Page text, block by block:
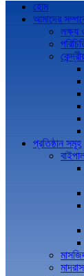
হোম
আমাদের
লক্ষ্য
প্রতিষ্ঠান সমূহ